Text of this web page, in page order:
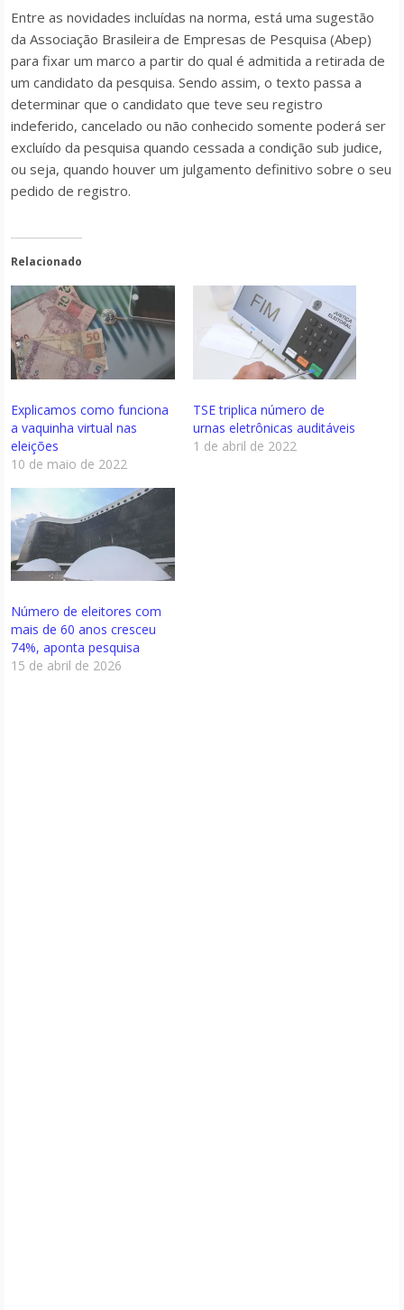
Entre as novidades incluídas na norma, está uma sugestão
da Associação Brasileira de Empresas de Pesquisa (Abep)
para fixar um marco a partir do qual é admitida a retirada de
um candidato da pesquisa. Sendo assim, o texto passa a
determinar que o candidato que teve seu registro
indeferido, cancelado ou não conhecido somente poderá ser
excluído da pesquisa quando cessada a condição sub judice,
ou seja, quando houver um julgamento definitivo sobre o seu
pedido de registro.
Relacionado
Explicamos como funciona
a vaquinha virtual nas
eleições
10 de maio de 2022
TSE triplica número de
urnas eletrônicas auditáveis
1 de abril de 2022
Número de eleitores com
mais de 60 anos cresceu
74%, aponta pesquisa
15 de abril de 2026